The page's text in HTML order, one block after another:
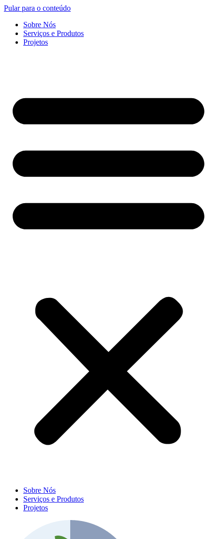
Pular para o conteúdo
Sobre Nós
Serviços e Produtos
Projetos
Sobre Nós
Serviços e Produtos
Projetos